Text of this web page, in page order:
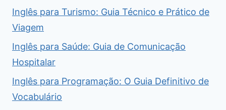
Inglês para Turismo: Guia Técnico e Prático de
Viagem
Inglês para Saúde: Guia de Comunicação
Hospitalar
Inglês para Programação: O Guia Definitivo de
Vocabulário